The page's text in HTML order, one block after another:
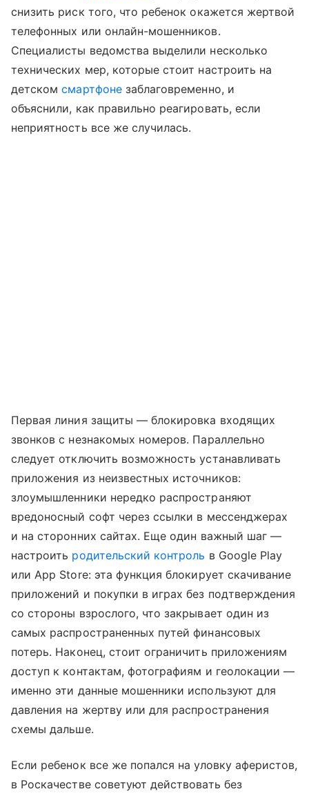
снизить риск того, что ребенок окажется жертвой
телефонных или онлайн-мошенников.
Специалисты ведомства выделили несколько
технических мер, которые стоит настроить на
детскомсмартфонезаблаговременно, и
объяснили, как правильно реагировать, если
неприятность все же случилась.
Первая линия защиты — блокировка входящих
звонков с незнакомых номеров. Параллельно
следует отключить возможность устанавливать
приложения из неизвестных источников:
злоумышленники нередко распространяют
вредоносный софт через ссылки в мессенджерах
и на сторонних сайтах. Еще один важный шаг —
настроить родительский контроль в Google Play
или App Store: эта функция блокирует скачивание
приложений и покупки в играх без подтверждения
со стороны взрослого, что закрывает один из
самых распространенных путей финансовых
потерь. Наконец, стоит ограничить приложениям
доступ к контактам, фотографиям и геолокации —
именно эти данные мошенники используют для
давления на жертву или для распространения
схемы дальше.
Если ребенок все же попался на уловку аферистов,
в Роскачестве советуют действовать без